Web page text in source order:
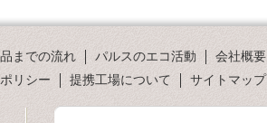
会社概要
パルスのエコ活動
までの流れ
サイトマップ
提携工場について
リシー